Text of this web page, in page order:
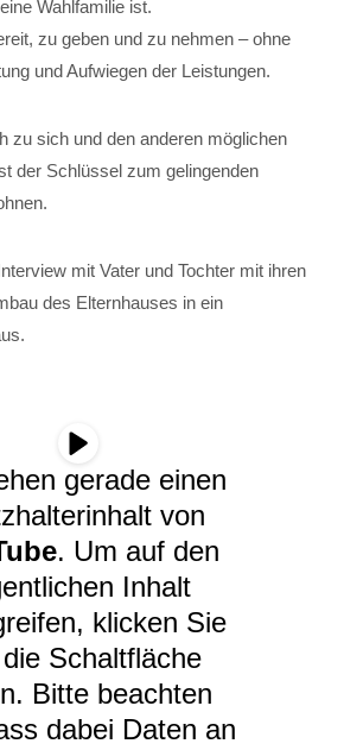
Wahlfamilie ist.
zu geben und zu nehmen – ohne
und Aufwiegen der Leistungen.
zu sich und den anderen möglichen
der Schlüssel zum gelingenden
mit Vater und Tochter mit ihren
des Elternhauses in ein
gerade einen
von
. Um auf den
Inhalt
klicken Sie
Schaltfläche
Bitte beachten
dabei Daten an